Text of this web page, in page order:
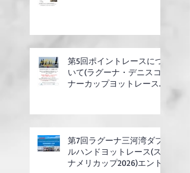
第5回ポイントレースにつ
いて(ラグーナ・デニスコ
ナーカップヨットレース合
第7回ラグーナ三河湾ダブ
ルハンドヨットレース(ス
ナメリカップ2026)エント